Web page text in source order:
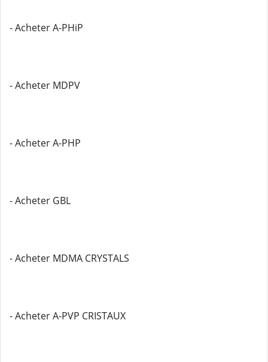
- Acheter A-PHiP
- Acheter MDPV
- Acheter A-PHP
- Acheter GBL
- Acheter MDMA CRYSTALS
- Acheter A-PVP CRISTAUX